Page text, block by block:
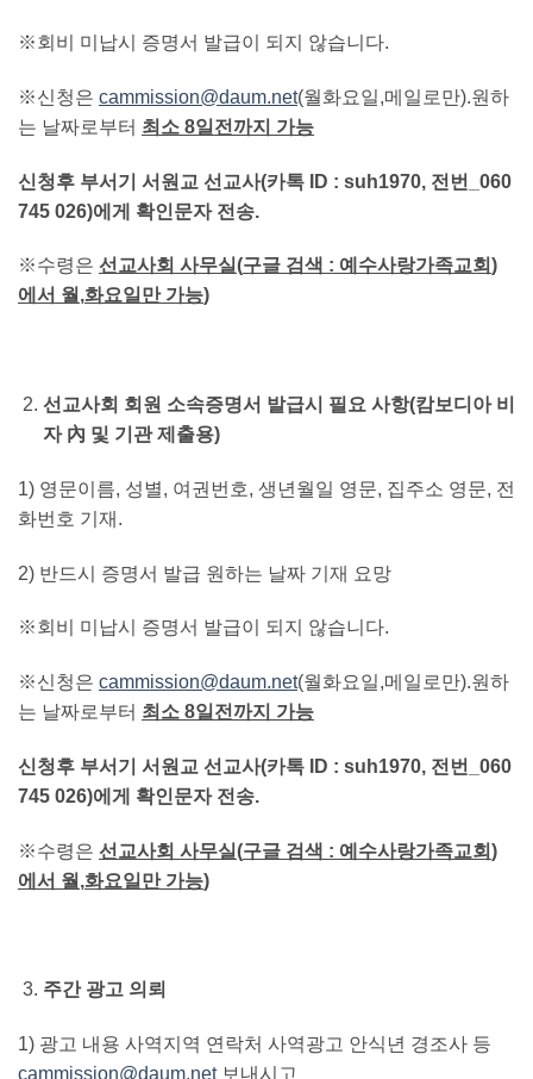
※회비 미납시 증명서 발급이 되지 않습니다.
※신청은 cammission@daum.net(월화요일,메일로만).원하
는 날짜로부터 최소 8일전까지 가능
신청후 부서기 서원교 선교사(카톡 ID : suh1970, 전번
_060
745 026)에게 확인문자 전송.
※수령은 선교사회 사무실(구글 검색 : 예수사랑가족교회 )
에서 월 ,화요일만 가능)
선교사회 회원 소속증명서 발급시 필요 사항(캄보디아 비
자 內 및 기관 제출용)
1) 영문이름, 성별, 여권번호, 생년월일 영문, 집주소 영문, 전
화번호 기재.
2) 반드시 증명서 발급 원하는 날짜 기재 요망
※회비 미납시 증명서 발급이 되지 않습니다.
※신청은 cammission@daum.net(월화요일,메일로만).원하
는 날짜로부터 최소 8일전까지 가능
신청후 부서기 서원교 선교사(카톡 ID : suh1970, 전번
_060
745 026)에게 확인문자 전송.
※수령은 선교사회 사무실(구글 검색 : 예수사랑가족교회 )
에서 월 ,화요일만 가능)
주간 광고 의뢰
1) 광고 내용 사역지역 연락처 사역광고 안식년 경조사 등
cammission@daum.net보내시고